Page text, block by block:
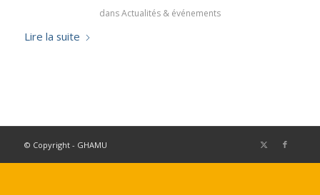
dansActualités & événements
Lire la suite
© Copyright - GHAMU